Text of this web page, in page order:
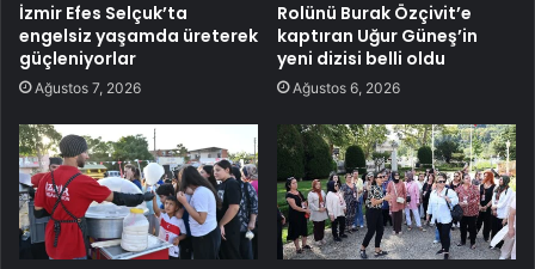
İzmir Efes Selçuk’ta
engelsiz yaşamda üreterek
güçleniyorlar
Ağustos 7, 2026
Rolünü Burak Özçivit’e
kaptıran Uğur Güneş’in
yeni dizisi belli oldu
Ağustos 6, 2026